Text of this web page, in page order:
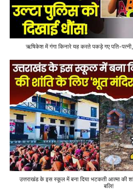
ऋषिकेश में गंगा किनारे यह करते पकड़े गए पति-
उत्तराखंड के इस स्कूल में बना दिया भटकती आत्मा की
बलि!